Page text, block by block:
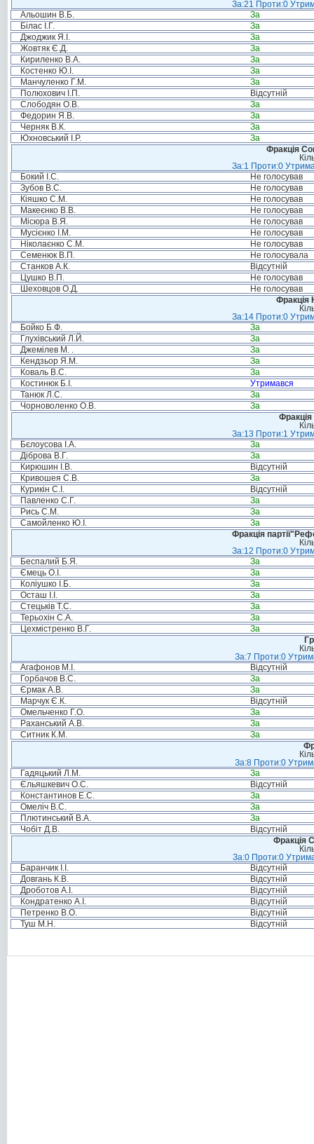
За:21 Проти:0
Альошин В.Б.
За
Білас І.Г.
За
Джоджик Я.І.
За
Жовтяк Є.Д.
За
Кириленко В.А.
За
Костенко Ю.І.
За
Манчуленко Г.М.
За
Полюхович І.П.
Відсутній
Слободян О.В.
За
Федорин Я.В.
За
Черняк В.К.
За
Юхновський І.Р.
За
Фракція
За:1 Проти:0
Бокий І.С.
Не голосував
Зубов В.С.
Не голосував
Кіяшко С.М.
Не голосував
Макеєнко В.В.
Не голосував
Місюра В.Я.
Не голосував
Мусієнко І.М.
Не голосував
Ніколаєнко С.М.
Не голосував
Семенюк В.П.
Не голосувала
Станков А.К.
Відсутній
Цушко В.П.
Не голосував
Шеховцов О.Д.
Не голосував
Фракція
За:14 Проти:0
Бойко Б.Ф.
За
Глухівський Л.Й.
За
Джемілев М. .
За
Кендзьор Я.М.
За
Коваль В.С.
За
Костинюк Б.І.
Утримався
Танюк Л.С.
За
Чорноволенко О.В.
За
Фракція
За:13 Проти:1
Бєлоусова І.А.
За
Діброва В.Г.
За
Кирюшин І.В.
Відсутній
Кривошея С.В.
За
Курикін С.І.
Відсутній
Павленко С.Г.
За
Рись С.М.
За
Самойленко Ю.І.
За
Фракція
За:12 Проти:0
Беспалий Б.Я.
За
Ємець О.І.
За
Коліушко І.Б.
За
Осташ І.І.
За
Стецьків Т.С.
За
Терьохін С.А.
За
Цехмістренко В.Г.
За
За:7 Проти:0
Агафонов М.І.
Відсутній
Горбачов В.С.
За
Єрмак А.В.
За
Марчук Є.К.
Відсутній
Омельченко Г.О.
За
Раханський А.В.
За
Ситник К.М.
За
За:8 Проти:0
Гадяцький Л.М.
За
Єльяшкевич О.С.
Відсутній
Константинов Е.С.
За
Омеліч В.С.
За
Плютинський В.А.
За
Чобіт Д.В.
Відсутній
Фракція
За:0 Проти:0
Баранчик І.І.
Відсутній
Довгань К.В.
Відсутній
Дроботов А.І.
Відсутній
Кондратенко А.І.
Відсутній
Петренко В.О.
Відсутній
Туш М.Н.
Відсутній